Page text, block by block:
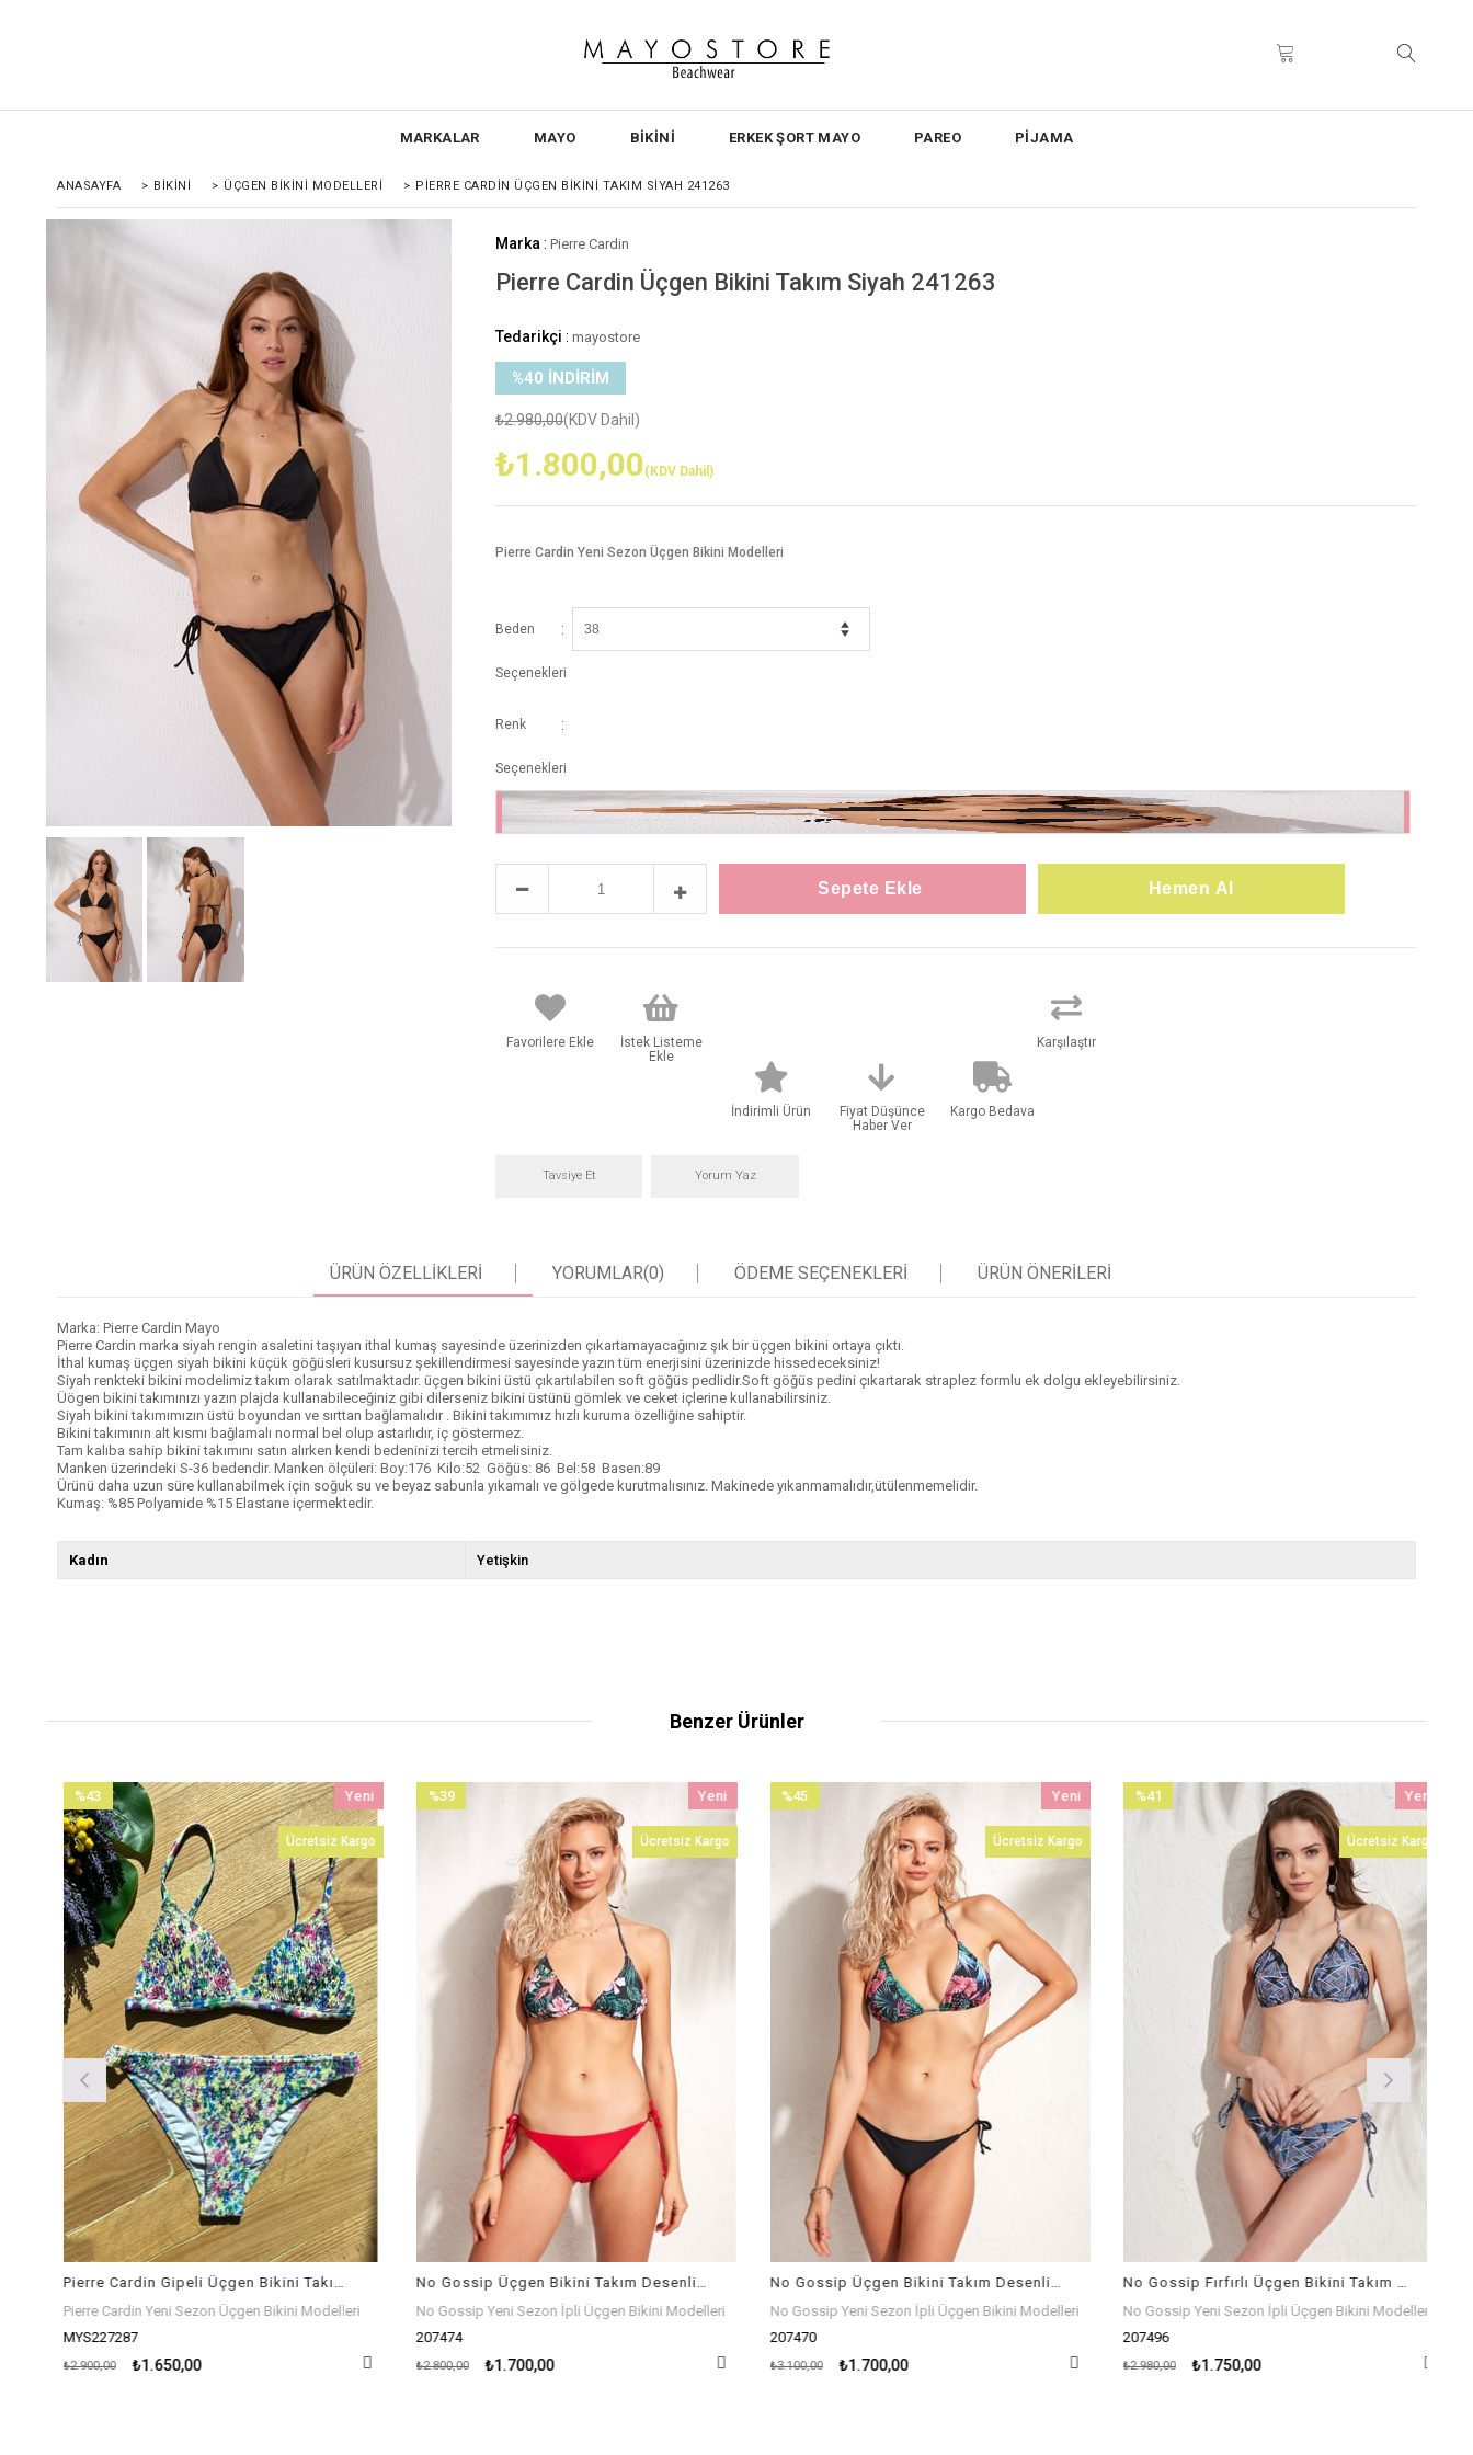
MARKALAR MAYO BİKİNİ ERKEK ŞORT MAYO PAREO PİJAMA
ANASAYFA > BİKİNİ > ÜÇGEN BIKINI MODELLERI > PIERRE CARDIN ÜÇGEN BIKINI TAKIM SIYAH 241263
Marka : Pierre Cardin
Pierre Cardin Üçgen Bikini Takım Siyah 241263
Tedarikçi : mayostore
%40 İNDIRIM
₺2.980,00(KDV Dahil)
₺1.800,00(KDV Dahil)
Pierre Cardin Yeni Sezon Üçgen Bikini Modelleri
Beden
Seçenekleri
:
Renk
Seçenekleri
:
Favorilere Ekle
İstek Listeme
Ekle
Karşılaştır
İndirimli Ürün
Fiyat Düşünce
Haber Ver
Kargo Bedava
Tavsiye Et Yorum Yaz
ÜRÜN ÖZELLIKLERI YORUMLAR(0) ÖDEME SEÇENEKLERI ÜRÜN ÖNERILERI
Marka: Pierre Cardin Mayo
Pierre Cardin marka siyah rengin asaletini taşıyan ithal kumaş sayesinde üzerinizden çıkartamayacağınız şık bir üçgen bikini ortaya çıktı.
İthal kumaş üçgen siyah bikini küçük göğüsleri kusursuz şekillendirmesi sayesinde yazın tüm enerjisini üzerinizde hissedeceksiniz!
Siyah renkteki bikini modelimiz takım olarak satılmaktadır. üçgen bikini üstü çıkartılabilen soft göğüs pedlidir.Soft göğüs pedini çıkartarak straplez formlu ek dolgu ekleyebilirsiniz.
Üögen bikini takımınızı yazın plajda kullanabileceğiniz gibi dilerseniz bikini üstünü gömlek ve ceket içlerine kullanabilirsiniz.
Siyah bikini takımımızın üstü boyundan ve sırttan bağlamalıdır . Bikini takımımız hızlı kuruma özelliğine sahiptir.
Bikini takımının alt kısmı bağlamalı normal bel olup astarlıdır, iç göstermez.
Tam kalıba sahip bikini takımını satın alırken kendi bedeninizi tercih etmelisiniz.
Manken üzerindeki S-36 bedendir. Manken ölçüleri: Boy:176 Kilo:52 Göğüs: 86 Bel:58 Basen:89
Ürünü daha uzun süre kullanabilmek için soğuk su ve beyaz sabunla yıkamalı ve gölgede kurutmalısınız. Makinede yıkanmamalıdır,ütülenmemelidir.
Kumaş: %85 Polyamide %15 Elastane içermektedir.
Kadın Yetişkin
Benzer Ürünler
Pierre Cardin Gipeli Üçgen Bikini Takım Desenli 227287
Pierre Cardin Yeni Sezon Üçgen Bikini Modelleri
MYS227287
₺1.650,00
₺2.900,00
%43
İndirim
%43İndirim
Ücretsiz Kargo
Yeni
Ürün
No Gossip Üçgen Bikini Takım Desenli 207474
No Gossip Yeni Sezon İpli Üçgen Bikini Modelleri
207474
₺1.700,00
₺2.800,00
%39
Ücretsiz Kargo
Yeni
Ürün
No Gossip Üçgen Bikini Takım Desenli 207470
No Gossip Yeni Sezon İpli Üçgen Bikini Modelleri
207470
₺1.700,00
₺3.100,00
%45
Ücretsiz Kargo
Yeni
Ürün
No Gossip Fırfırlı Üçgen Bikini Takım Desenli 207496
No Gossip Yeni Sezon İpli Üçgen Bikini Modelleri
207496
₺1.750,00
₺2.980,00
%41
Ücretsiz Kargo
Yeni
Ürün